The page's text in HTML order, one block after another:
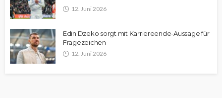
12. Juni 2026
Edin Dzeko sorgt mit Karriereende-Aussage für
Fragezeichen
12. Juni 2026